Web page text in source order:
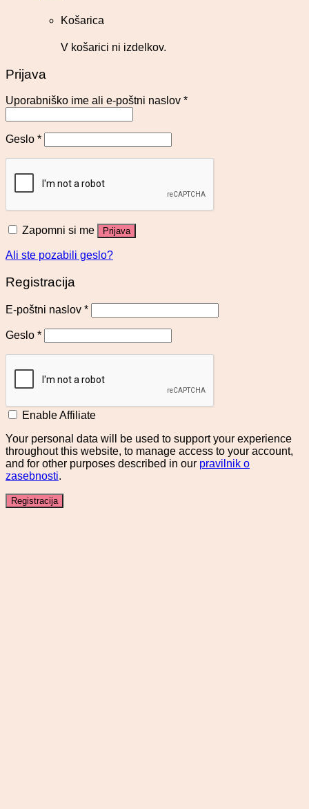
Košarica
V košarici ni izdelkov.
Prijava
Uporabniško ime ali e-poštni naslov *
Geslo *
Zapomni si me Prijava
Ali ste pozabili geslo?
Registracija
E-poštni naslov *
Geslo *
Enable Affiliate
Your personal data will be used to support your experience
throughout this website, to manage access to your account,
and for other purposes described in our pravilnik o
zasebnosti.
Registracija